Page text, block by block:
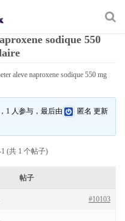
sodique 550
aleve naproxene sodique 550 mg
1 人参与，最后由 匿名 更新
(共 1 个帖子)
帖子
#10103